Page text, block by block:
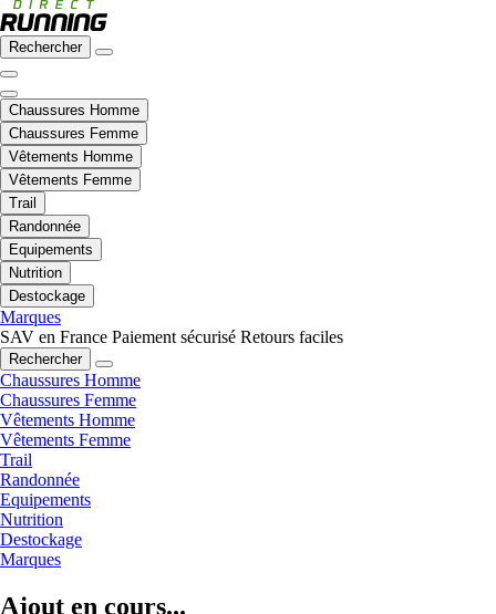
Rechercher
Chaussures Homme
Chaussures Femme
Vêtements Homme
Vêtements Femme
Trail
Randonnée
Equipements
Nutrition
Destockage
Marques
SAV en France Paiement sécurisé Retours faciles
Rechercher
Chaussures Homme
Chaussures Femme
Vêtements Homme
Vêtements Femme
Trail
Randonnée
Equipements
Nutrition
Destockage
Marques
Ajout en cours...